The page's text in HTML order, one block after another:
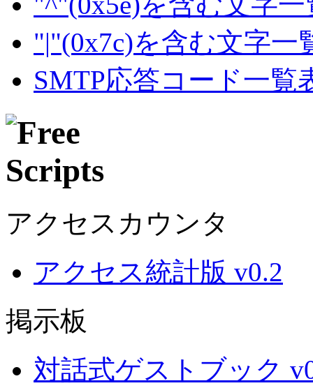
"|"(0x7c)を含む文字一
SMTP応答コード一覧
アクセスカウンタ
アクセス統計版 v0.2
掲示板
対話式ゲストブック